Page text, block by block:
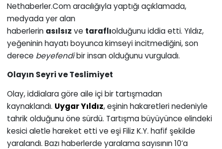
Nethaberler.Com aracılığıyla yaptığı açıklamada,
medyada yer alan
haberlerin asılsız ve taraflıolduğunu iddia etti. Yıldız,
yeğeninin hayatı boyunca kimseyi incitmediğini, son
derece beyefendibir insan olduğunu vurguladı.
Olayın Seyri ve Teslimiyet
Olay, iddialara göre aile içi bir tartışmadan
kaynaklandı. Uygar Yıldız, eşinin hakaretleri nedeniyle
tahrik olduğunu öne sürdü. Tartışma büyüyünce elindeki
kesici aletle hareket etti ve eşi Filiz K.Y. hafif şekilde
yaralandı. Bazı haberlerde yaralama sayısının 10’a